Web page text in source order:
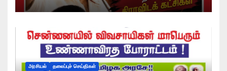
அரசியல் தலைப்புச் செய்திகள்